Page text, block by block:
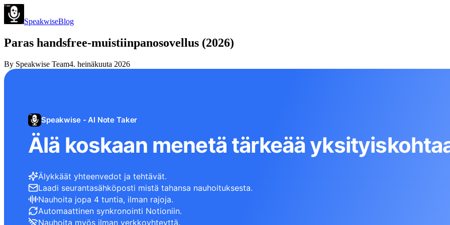
SpeakwiseBlog
Paras handsfree-muistiinpanosovellus (2026)
By Speakwise Team4. heinäkuuta 2026
Speakwise - AI Note Taker
Älä koskaan menetä tärkeää
Älykkäät yhteenvedot ja tehtävät.
Laadi seurantasähköposti mistä tahansa nauhoituksesta.
Nauhoita jopa 4 tuntia, ilman rajoja.
Automaattinen synkronointi Notioniin.
Nauhoita myös ilman verkkoyhteyttä.